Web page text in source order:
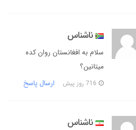
ناشناس
سلام به افغانستان روان كده
ميتانين؟
ارسال پاسخ
ناشناس